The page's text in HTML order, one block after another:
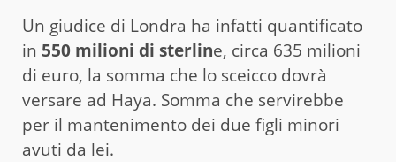
Un giudice di Londra ha infatti quantificato
in 550 milioni di sterline, circa 635 milioni
di euro, la somma che lo sceicco dovrà
versare ad Haya. Somma che servirebbe
per il mantenimento dei due figli minori
avuti da lei.